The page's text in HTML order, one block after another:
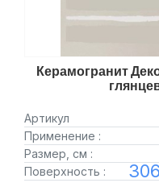
Керамогранит
Артикул
Применение :
Размер, см :
Поверхность :